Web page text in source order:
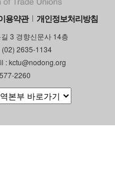
용약관 개인정보처리방침
3 경향신문사 14층
(02) 2635-1134
: kctu@nodong.org
2260